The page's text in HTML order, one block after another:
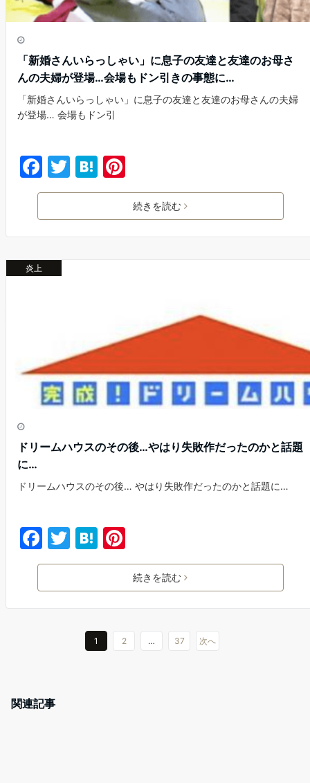
「新婚さんいらっしゃい」に息子の友達と友達のお母さ
んの夫婦が登場…会場もドン引きの事態に…
「新婚さんいらっしゃい」に息子の友達と友達のお母さんの夫婦
が登場… 会場もドン引
F
a
e
b
o
T
w
er
H
at
n
a
nt
er
e
st
続きを読む
炎上
ドリームハウスのその後…やはり失敗作だったのかと話題
に…
ドリームハウスのその後… やはり失敗作だったのかと話題に…
F
a
e
k
T
w
er
H
at
n
a
nt
er
e
st
続きを読む
1 2 … 37 次へ
関連記事